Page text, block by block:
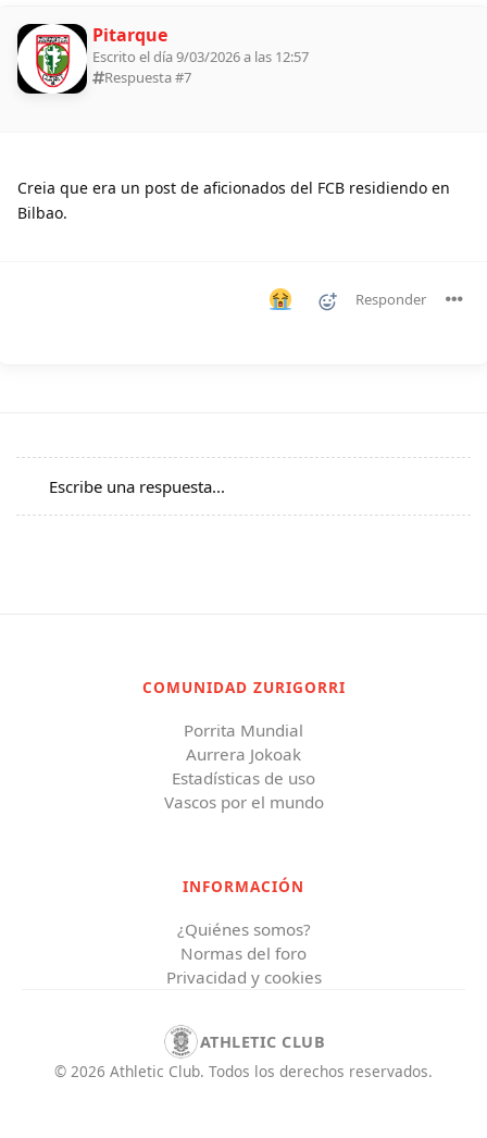
Pitarque
Escrito el día 9/03/2026 a las 12:57
Respuesta #7
Creia que era un post de aficionados del FCB residiendo en
Bilbao.
Responder
Escribe una respuesta...
COMUNIDAD ZURIGORRI
Porrita Mundial
Aurrera Jokoak
Estadísticas de uso
Vascos por el mundo
INFORMACIÓN
¿Quiénes somos?
Normas del foro
Privacidad y cookies
ATHLETIC CLUB
© 2026 Athletic Club. Todos los derechos reservados.